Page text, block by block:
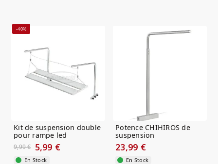
-40%
Kit de suspension double
pour rampe led
Chihiros...
9,99 € 5,99 €
En Stock
Potence CHIHIROS de
suspension
23,99 €
En Stock